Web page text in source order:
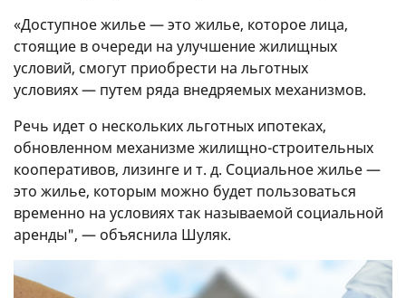
«Доступное жилье — это жилье, которое лица,
стоящие в очереди на улучшение жилищных
условий, смогут приобрести на льготных
условиях — путем ряда внедряемых механизмов.
Речь идет о нескольких льготных ипотеках,
обновленном механизме жилищно-строительных
кооперативов, лизинге и т. д. Социальное жилье —
это жилье, которым можно будет пользоваться
временно на условиях так называемой социальной
аренды", — объяснила Шуляк.